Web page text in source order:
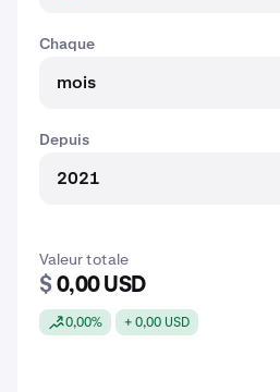
Chaque
mois
Depuis
2021
Valeur totale
$ 0,00 USD
0,00% + 0,00 USD